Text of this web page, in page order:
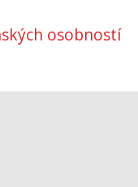
osobností